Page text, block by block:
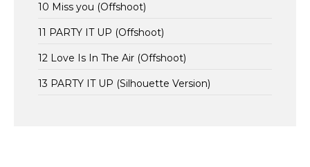
10 Miss you (Offshoot)
11 PARTY IT UP (Offshoot)
12 Love Is In The Air (Offshoot)
13 PARTY IT UP (Silhouette Version)